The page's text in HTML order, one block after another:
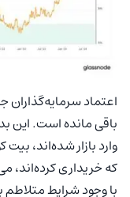
اعتماد سرمایه‌گذاران
باقی مانده است. این
وارد بازار شده‌اند،
که خریداری کرده‌اند،
با وجود شرایط متلاطم